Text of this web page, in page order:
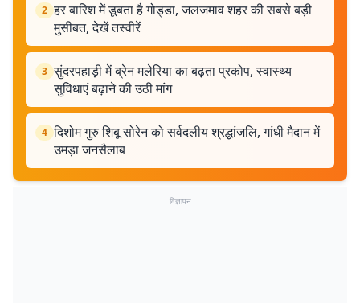
2 हर बारिश में डूबता है गोड्डा, जलजमाव शहर की सबसे बड़ी
मुसीबत, देखें तस्वीरें
3 सुंदरपहाड़ी में ब्रेन मलेरिया का बढ़ता प्रकोप, स्वास्थ्य
सुविधाएं बढ़ाने की उठी मांग
4 दिशोम गुरु शिबू सोरेन को सर्वदलीय श्रद्धांजलि, गांधी मैदान में
उमड़ा जनसैलाब
विज्ञापन